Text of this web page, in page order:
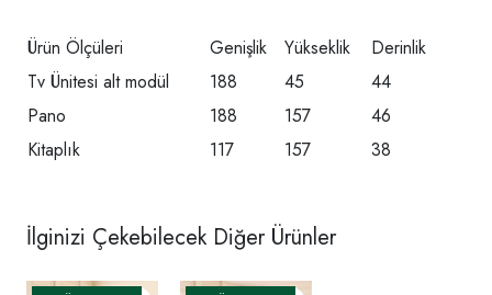
Ürün Ölçüleri Genişlik Yükseklik
Derinlik
Tv Ünitesi alt modül
188 45
44
Pano
188 157
46
Kitaplık
117 157 38
İlginizi Çekebilecek Diğer Ürünler